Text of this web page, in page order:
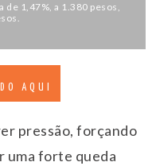
1,47%, a 1.380 pesos,
AQUI
pressão, forçando
uma forte queda